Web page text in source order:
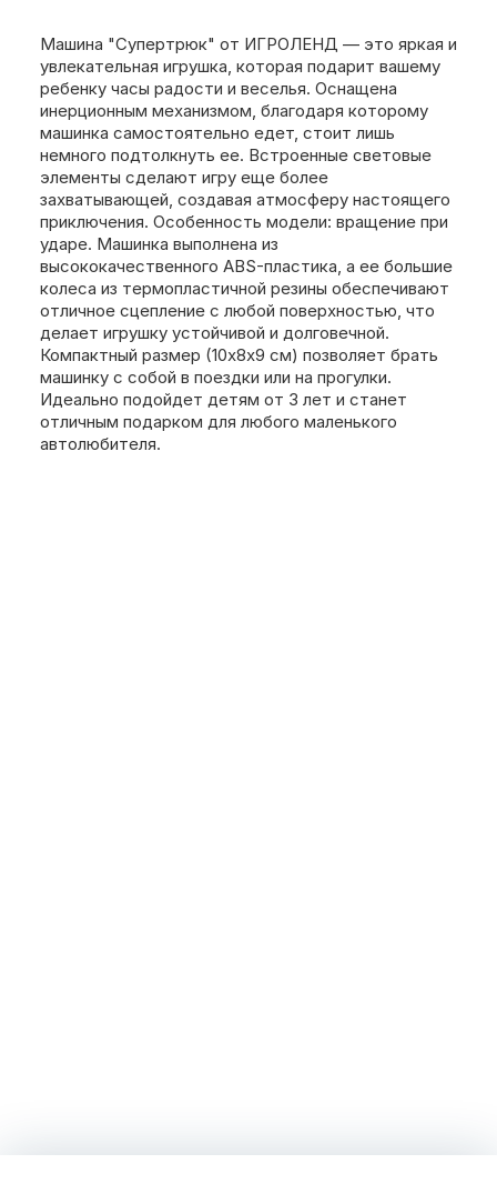
Машина "Супертрюк" от ИГРОЛЕНД — это яркая и
увлекательная игрушка, которая подарит вашему
ребенку часы радости и веселья. Оснащена
инерционным механизмом, благодаря которому
машинка самостоятельно едет, стоит лишь
немного подтолкнуть ее. Встроенные световые
элементы сделают игру еще более
захватывающей, создавая атмосферу настоящего
приключения. Особенность модели: вращение при
ударе. Машинка выполнена из
высококачественного ABS-пластика, а ее большие
колеса из термопластичной резины обеспечивают
отличное сцепление с любой поверхностью, что
делает игрушку устойчивой и долговечной.
Компактный размер (10х8х9 см) позволяет брать
машинку с собой в поездки или на прогулки.
Идеально подойдет детям от 3 лет и станет
отличным подарком для любого маленького
автолюбителя.